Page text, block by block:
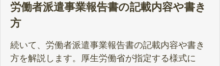
労働者派遣事業報告書の記載内容や書き
方
続いて、労働者派遣事業報告書の記載内容や書き
方を解説します。厚生労働省が指定する様式に